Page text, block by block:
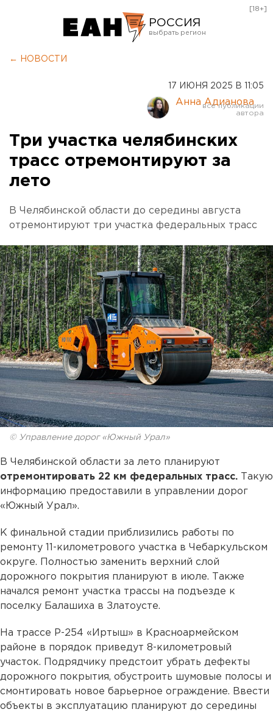
РОССИЯ
Курган
Оренбург
[18+]
← НОВОСТИ
17 ИЮНЯ 2025 В 11:05
Анна Адианова
Три участка челябинских
трасс отремонтируют за
лето
В Челябинской области до середины августа
отремонтируют три участка федеральных трасс
© Управление дорог «Южный Урал»
В Челябинской области за лето планируют
отремонтировать 22 км федеральных трасс. Такую
информацию предоставили в управлении дорог
«Южный Урал».
К финальной стадии приблизились работы по
ремонту 11-километрового участка в Чебаркульском
округе. Полностью заменить верхний слой
дорожного покрытия планируют в июле. Также
начался ремонт участка трассы на подъезде к
поселку Балашиха в Златоусте.
На трассе Р-254 «Иртыш» в Красноармейском
районе в порядок приведут 8-километровый
участок. Подрядчику предстоит убрать дефекты
дорожного покрытия, обустроить шумовые полосы и
смонтировать новое барьерное ограждение. Ввести
объекты в эксплуатацию планируют до середины